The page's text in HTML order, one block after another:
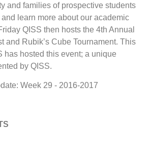
and families of prospective students
learn more about our academic
QISS then hosts the 4th Annual
and Rubik’s Cube Tournament. This
has hosted this event; a unique
by QISS.